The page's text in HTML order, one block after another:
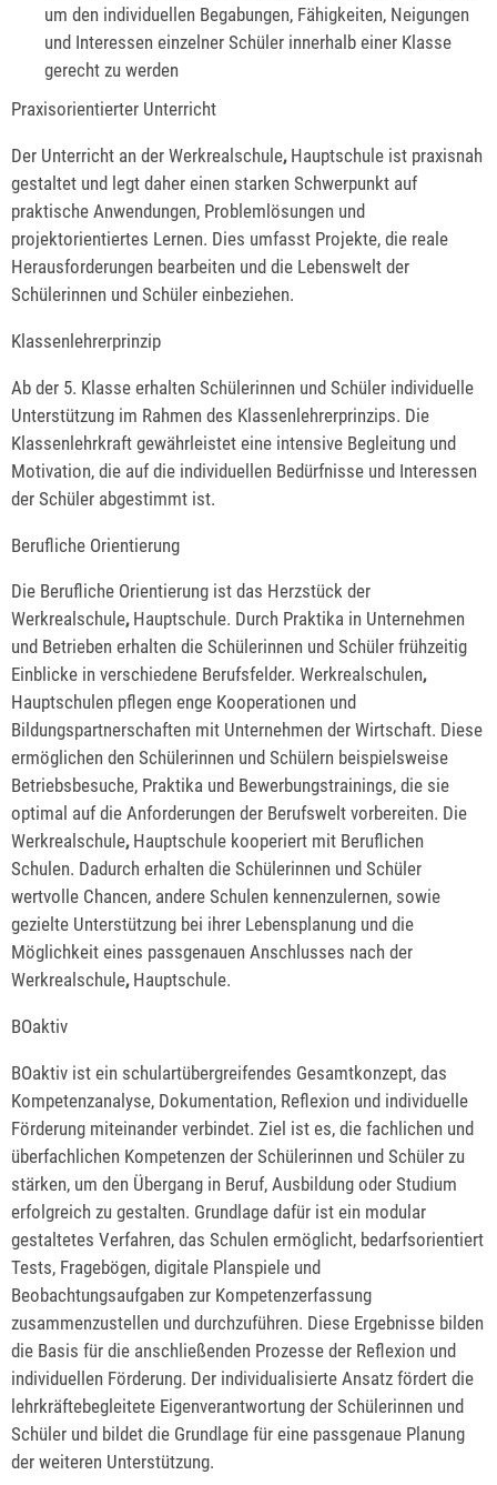
um den individuellen Begabungen, Fähigkeiten, Neigungen
und Interessen einzelner Schüler innerhalb einer Klasse
gerecht zu werden
Praxisorientierter Unterricht
Der Unterricht an der Werkrealschule, Hauptschule ist praxisnah
gestaltet und legt daher einen starken Schwerpunkt auf
praktische Anwendungen, Problemlösungen und
projektorientiertes Lernen. Dies umfasst Projekte, die reale
Herausforderungen bearbeiten und die Lebenswelt der
Schülerinnen und Schüler einbeziehen.
Klassenlehrerprinzip
Ab der 5. Klasse erhalten Schülerinnen und Schüler individuelle
Unterstützung im Rahmen des Klassenlehrerprinzips. Die
Klassenlehrkraft gewährleistet eine intensive Begleitung und
Motivation, die auf die individuellen Bedürfnisse und Interessen
der Schüler abgestimmt ist.
Berufliche Orientierung
Die Berufliche Orientierung ist das Herzstück der
Werkrealschule, Hauptschule. Durch Praktika in Unternehmen
und Betrieben erhalten die Schülerinnen und Schüler frühzeitig
Einblicke in verschiedene Berufsfelder. Werkrealschulen,
Hauptschulen pflegen enge Kooperationen und
Bildungspartnerschaften mit Unternehmen der Wirtschaft. Diese
ermöglichen den Schülerinnen und Schülern beispielsweise
Betriebsbesuche, Praktika und Bewerbungstrainings, die sie
optimal auf die Anforderungen der Berufswelt vorbereiten. Die
Werkrealschule,Hauptschule kooperiert mit Beruflichen
Schulen. Dadurch erhalten die Schülerinnen und Schüler
wertvolle Chancen, andere Schulen kennenzulernen, sowie
gezielte Unterstützung bei ihrer Lebensplanung und die
Möglichkeit eines passgenauen Anschlusses nach der
Werkrealschule, Hauptschule.
BOaktiv
BOaktiv ist ein schulartübergreifendes Gesamtkonzept, das
Kompetenzanalyse, Dokumentation, Reflexion und individuelle
Förderung miteinander verbindet. Ziel ist es, die fachlichen und
überfachlichen Kompetenzen der Schülerinnen und Schüler zu
stärken, um den Übergang in Beruf, Ausbildung oder Studium
erfolgreich zu gestalten. Grundlage dafür ist ein modular
gestaltetes Verfahren, das Schulen ermöglicht, bedarfsorientiert
Tests, Fragebögen, digitale Planspiele und
Beobachtungsaufgaben zur Kompetenzerfassung
zusammenzustellen und durchzuführen. Diese Ergebnisse bilden
die Basis für die anschließenden Prozesse der Reflexion und
individuellen Förderung. Der individualisierte Ansatz fördert die
lehrkräftebegleitete Eigenverantwortung der Schülerinnen und
Schüler und bildet die Grundlage für eine passgenaue Planung
der weiteren Unterstützung.